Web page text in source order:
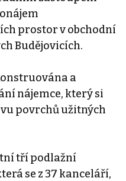
prostor v obchodní
Budějovicích.
a
nájemce, který si
povrchů užitných
tří podlažní
se z 37 kanceláří,